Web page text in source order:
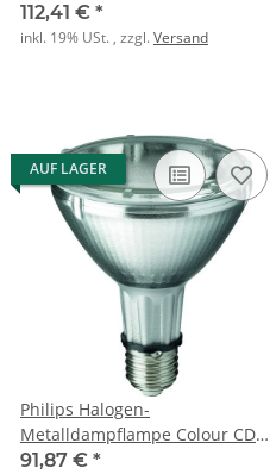
112,41 € *
inkl. 19% USt. , zzgl.Versand
AUF LAGER
Philips Halogen-
Metalldampflampe Colour CDM-
R Elite PAR30 70W 942 30° E27
91,87 € *